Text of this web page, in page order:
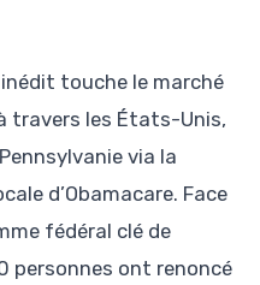
touche le marché
travers les États-Unis,
via la
d’Obamacare. Face
fédéral clé de
personnes ont renoncé